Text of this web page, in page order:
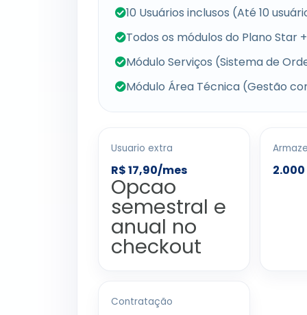
10 Usuários inclusos (Até 10
Todos os módulos do Plano Star +
Módulo Serviços (Sistema de
Módulo Área Técnica (Gestão
Usuario extra
R$ 17,90/mes
Opcao
semestral e
anual no
checkout
2.000
Contratação